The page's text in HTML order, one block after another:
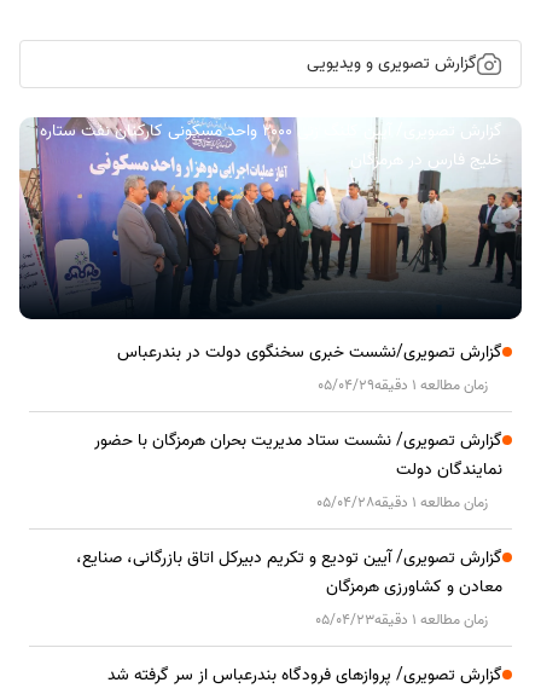
گزارش تصویری و ویدیویی
گزارش تصویری/ آیین کلنگ زنی ۲۰۰۰ واحد مسکونی کارکنان نفت ستاره
خلیج فارس در هرمزگان
گزارش تصویری/نشست خبری سخنگوی دولت در بندرعباس
زمان مطالعه 1 دقیقه 05/04/29
گزارش تصویری/ نشست ستاد مدیریت بحران هرمزگان با حضور
نمایندگان دولت
زمان مطالعه 1 دقیقه 05/04/28
گزارش تصویری/ آیین تودیع و تکریم دبیرکل اتاق بازرگانی، صنایع،
معادن و کشاورزی هرمزگان
زمان مطالعه 1 دقیقه 05/04/23
گزارش تصویری/ پروازهای فرودگاه بندرعباس از سر گرفته شد